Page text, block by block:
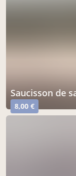
saucisson de
8,00 €